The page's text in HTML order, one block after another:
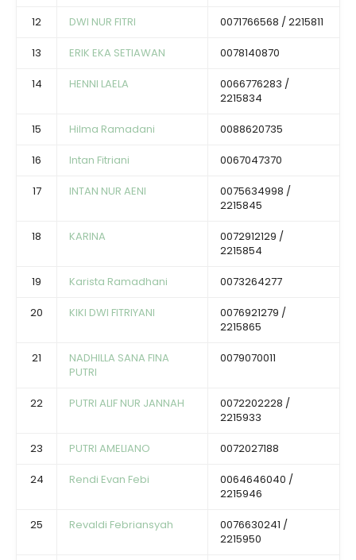
12 DWI NUR FITRI 0071766568 / 2215811
13 ERIK EKA SETIAWAN 0078140870
14 HENNI LAELA
0066776283 /
2215834
15 Hilma Ramadani 0088620735
16 Intan Fitriani 0067047370
17 INTAN NUR AENI
0075634998 /
2215845
18 KARINA
0072912129 /
2215854
19 Karista Ramadhani 0073264277
20 KIKI DWI FITRIYANI
0076921279 /
2215865
21
NADHILLA SANA FINA
PUTRI
0079070011
22 PUTRI ALIF NUR JANNAH
0072202228 /
2215933
23 PUTRI AMELIANO 0072027188
24 Rendi Evan Febi
0064646040 /
2215946
25 Revaldi Febriansyah
0076630241 /
2215950